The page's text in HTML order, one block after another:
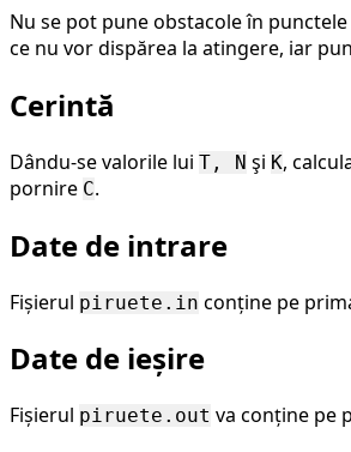
Nu se pot pune obstacole în
ce nu vor dispărea la atingere, iar
Cerintă
Dându-se valorile lui T, N şi K,
pornire C.
Date de intrare
Fișierul piruete.in conține pe
Date de ieșire
Fișierul piruete.out va conține pe